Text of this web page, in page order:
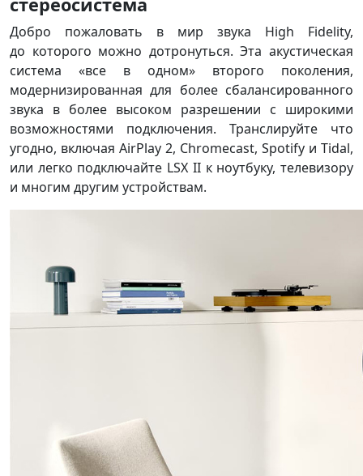
Добро пожаловать в мир звука High Fidelity,
до которого можно дотронуться. Эта акустическая
система «все в одном» второго поколения,
модернизированная для более сбалансированного
звука в более высоком разрешении с широкими
возможностями подключения. Транслируйте что
угодно, включая AirPlay 2, Chromecast, Spotify и Tidal,
или легко подключайте LSX II к ноутбуку, телевизору
и многим другим устройствам.